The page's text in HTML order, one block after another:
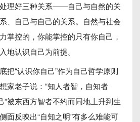
理好三种关系——自己与自然的关
、自己与自己的关系。自然与社会
掌控的，你能掌控的只有你自己，
地认识自己为前提。
把“认识你自己”作为自己哲学原则
家老子说：“知人者智，自知者
”被东西方智者不约而同地上升到生
面反映出“自知之明”有多么难能可